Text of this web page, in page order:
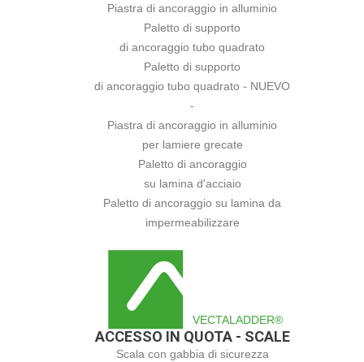
Piastra di ancoraggio in alluminio
Paletto di supporto
di ancoraggio tubo quadrato
Paletto di supporto
di ancoraggio tubo quadrato - NUEVO
-
Piastra di ancoraggio in alluminio
per lamiere grecate
Paletto di ancoraggio
su lamina d'acciaio
Paletto di ancoraggio su lamina da
impermeabilizzare
VECTALADDER®
ACCESSO IN QUOTA - SCALE
Scala con gabbia di sicurezza